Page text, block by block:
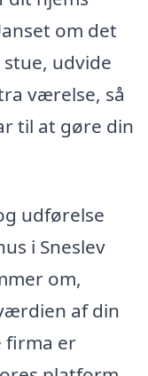
om det
udvide
værelse, så
til at gøre din
udførelse
i Sneslev
om,
af din
firma er